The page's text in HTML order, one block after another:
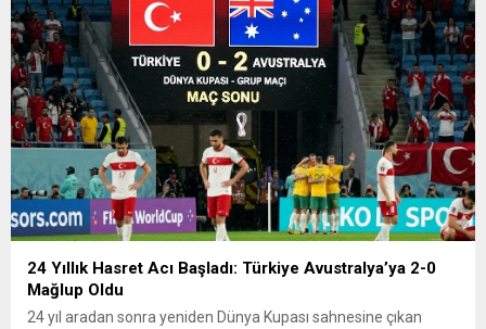
24 Yıllık Hasret Acı Başladı: Türkiye Avustralya’ya 2-0
Mağlup Oldu
24 yıl aradan sonra yeniden Dünya Kupası sahnesine çıkan